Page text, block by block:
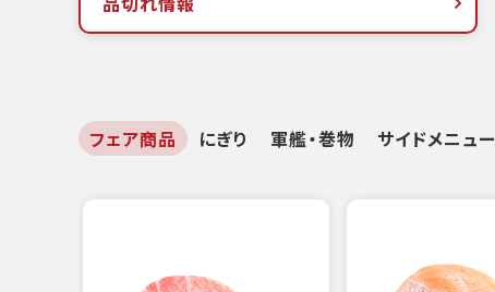
フェア商品 にぎり 軍艦・巻物 サイドメニュー